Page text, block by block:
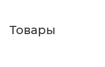
Товары